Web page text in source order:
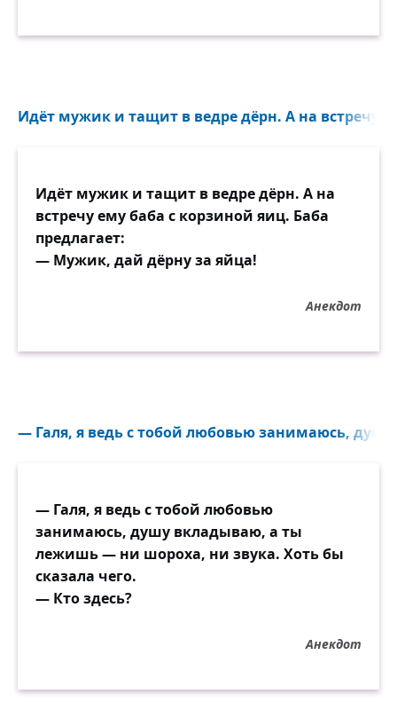
Кто любил — любить, наверное, сможет.
Идёт мужик и тащит в ведре дёрн. А на встречу
Идёт мужик и тащит в ведре дёрн. А на
встречу ему баба с корзиной яиц. Баба
предлагает:
— Мужик, дай дёрну за яйца!
Анекдот
— Галя, я ведь с тобой любовью занимаюсь,
— Галя, я ведь с тобой любовью
занимаюсь, душу вкладываю, а ты
лежишь — ни шороха, ни звука. Хоть бы
сказала чего.
— Кто здесь?
Анекдот